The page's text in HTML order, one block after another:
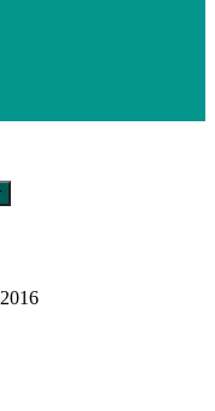
à savon du club
mode jeunesse